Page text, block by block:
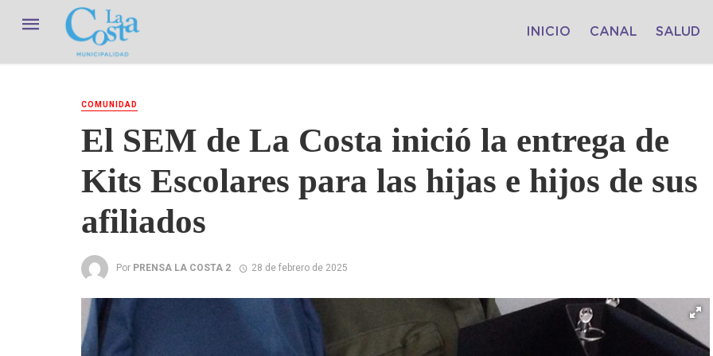
INICIO CANAL SALUD
COMUNIDAD
El SEM de La Costa inició la entrega de
Kits Escolares para las hijas e hijos de sus
afiliados
Por PRENSA LA COSTA 2 28 de febrero de 2025